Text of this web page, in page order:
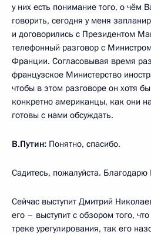
у них есть понимание того, о чём
говорить, сегодня у меня
и договорились с Президентом
телефонный разговор с
Франции. Согласовывая время
французское Министерство
чтобы в этом разговоре он хотя бы
конкретно американцы, как они
готовы с нами обсуждать.
В.Путин: Понятно, спасибо.
Садитесь, пожалуйста. Благодарю
Сейчас выступит Дмитрий
его – выступит с обзором того,
треке урегулирования, так его